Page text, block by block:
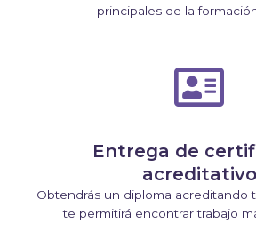
principales de la
Entrega de
acreditativo
Obtendrás un diploma acreditando
te permitirá encontrar trabajo